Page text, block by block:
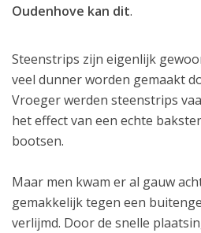
Oudenhove kan dit.
Steenstrips zijn eigenlijk
veel dunner worden gemaakt
Vroeger werden steenstrips
het effect van een echte
bootsen.
Maar men kwam er al gauw
gemakkelijk tegen een
verlijmd. Door de snelle